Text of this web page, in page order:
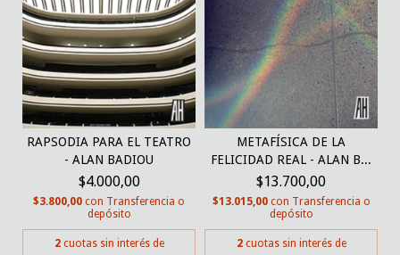
RAPSODIA PARA EL TEATRO
- ALAN BADIOU
$4.000,00
$3.800,00 con Transferencia o
depósito
2 cuotas sin interés de
METAFÍSICA DE LA
FELICIDAD REAL - ALAN B...
$13.700,00
$13.015,00 con Transferencia o
depósito
2 cuotas sin interés de